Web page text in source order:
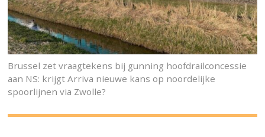
Brussel zet vraagtekens bij gunning hoofdrailconcessie
aan NS: krijgt Arriva nieuwe kans op noordelijke
spoorlijnen via Zwolle?